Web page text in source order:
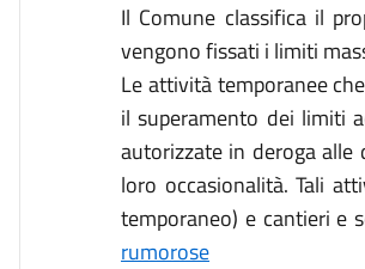
Il Comune classifica il
vengono fissati i limiti
Le attività temporanee
il superamento dei limiti
autorizzate in deroga
loro occasionalità. Tali
temporaneo) e cantieri e
rumorose